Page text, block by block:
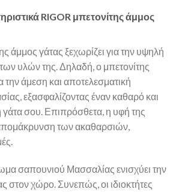
RIGOR μπετονίτης άμμος
άμμος γάτας ξεχωρίζει για την υψηλή
υλών της. Δηλαδή, ο μπετονίτης
την άμεση και αποτελεσματική
εξασφαλίζοντας έναν καθαρό και
γάτα σου. Επιπρόσθετα, η υφή της
των ακαθαρσιών,
σαπουνιού Μασσαλίας ενισχύει την
στον χώρο. Συνεπώς, οι ιδιοκτήτες